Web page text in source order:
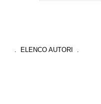
. ELENCO AUTORI .